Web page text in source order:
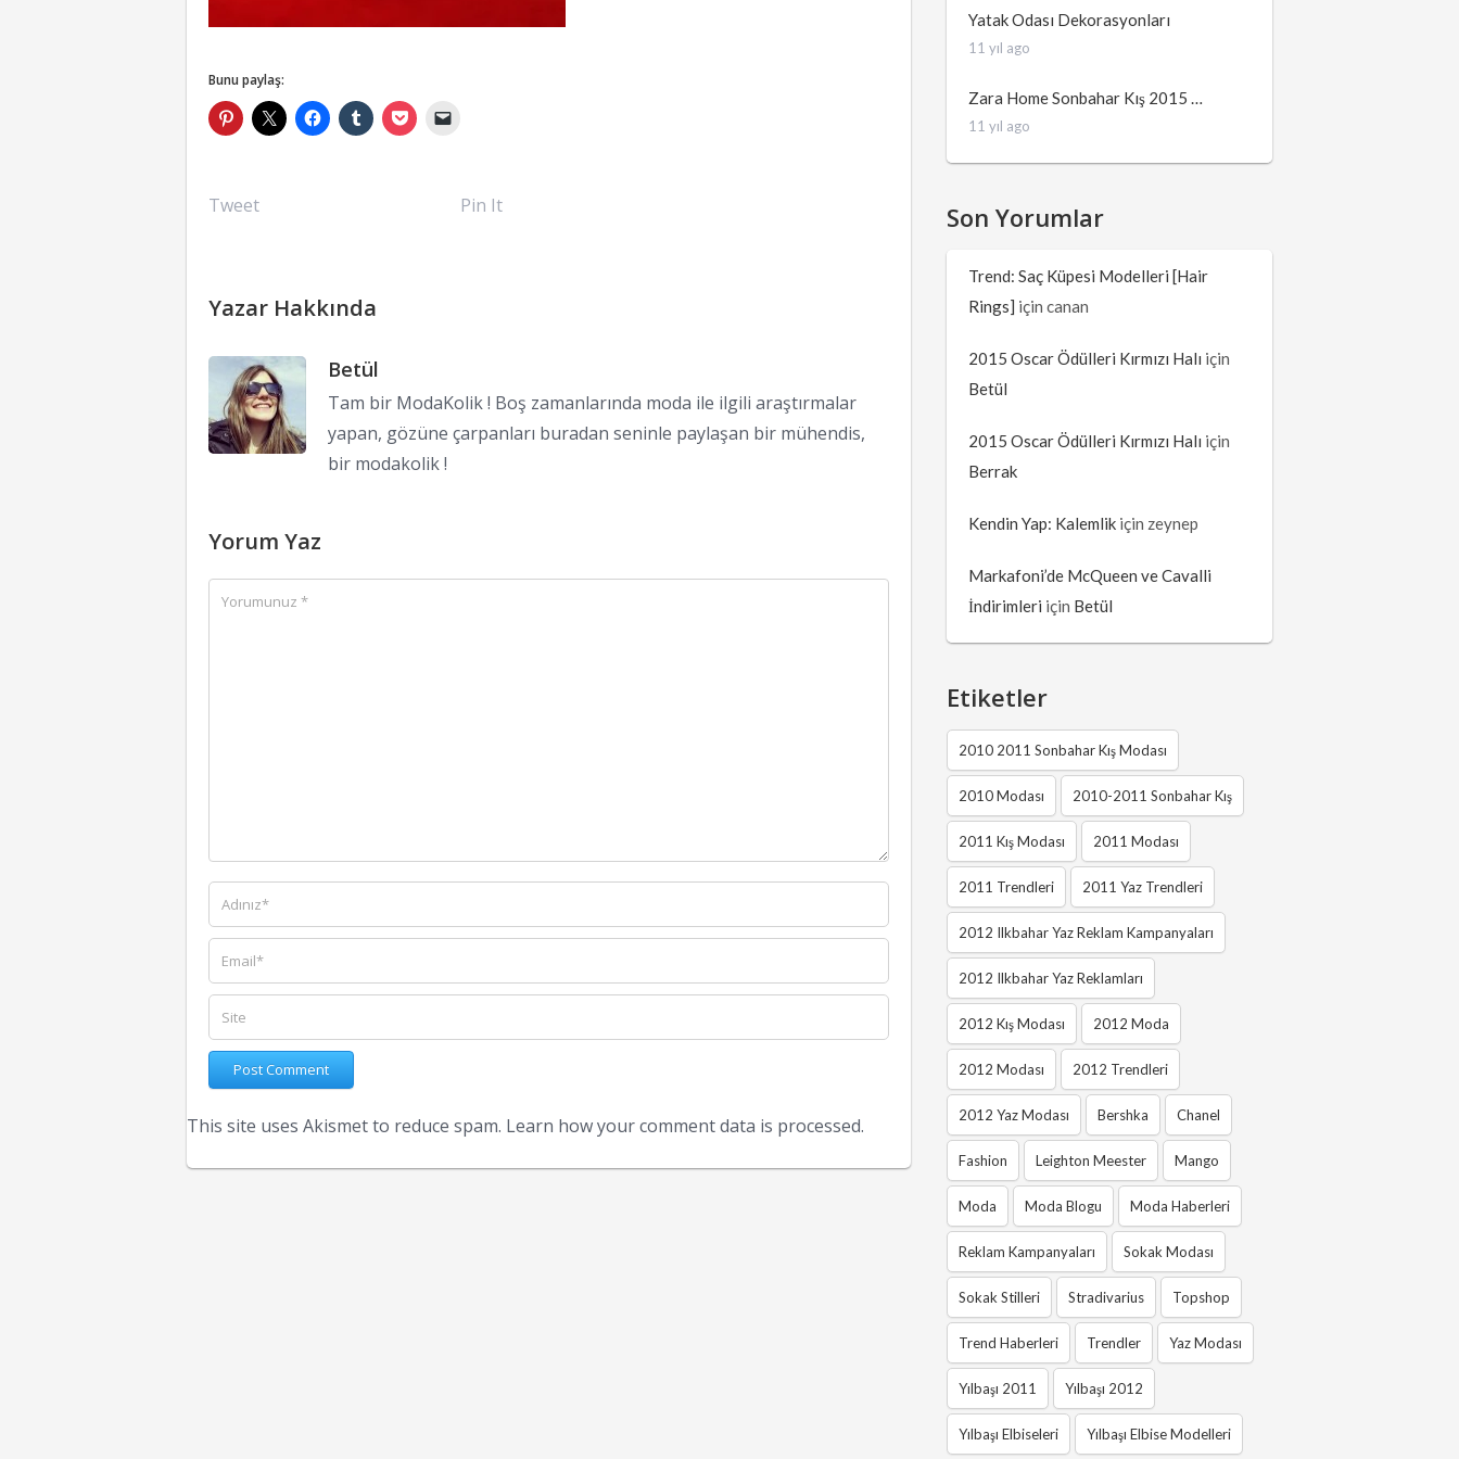
Bunu paylaş:
Tweet Pin It
Yazar Hakkında
Betül
Tam bir ModaKolik ! Boş zamanlarında moda ile ilgili araştırmalar
yapan, gözüne çarpanları buradan seninle paylaşan bir mühendis,
bir modakolik !
Yorum Yaz
This site uses Akismet to reduce spam. Learn how your comment data is processed.
Yatak Odası Dekorasyonları
11 yıl ago
Zara Home Sonbahar Kış 2015 …
11 yıl ago
Son Yorumlar
Trend: Saç Küpesi Modelleri [Hair
Rings] için canan
2015 Oscar Ödülleri Kırmızı Halı için
Betül
2015 Oscar Ödülleri Kırmızı Halı için
Berrak
Kendin Yap: Kalemlik için zeynep
Markafoni’de McQueen ve Cavalli
İndirimleri için Betül
Etiketler
2010 2011 Sonbahar Kış Modası
2010 Modası 2010-2011 Sonbahar Kış
2011 Kış Modası 2011 Modası
2011 Trendleri 2011 Yaz Trendleri
2012 Ilkbahar Yaz Reklam Kampanyaları
2012 Ilkbahar Yaz Reklamları
2012 Kış Modası 2012 Moda
2012 Modası 2012 Trendleri
2012 Yaz Modası Bershka Chanel
Fashion Leighton Meester Mango
Moda Moda Blogu Moda Haberleri
Reklam Kampanyaları Sokak Modası
Sokak Stilleri Stradivarius Topshop
Trend Haberleri Trendler Yaz Modası
Yılbaşı 2011 Yılbaşı 2012
Yılbaşı Elbiseleri Yılbaşı Elbise Modelleri